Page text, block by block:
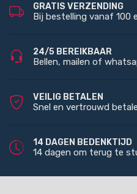
GRATIS VERZENDING
Bij bestelling vanaf 100
24/5 BEREIKBAAR
Bellen, mailen of
VEILIG BETALEN
Snel en vertrouwd
14 DAGEN BEDENKTIJD
14 dagen om terug te